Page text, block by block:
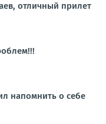
отличный прилет
напомнить о себе